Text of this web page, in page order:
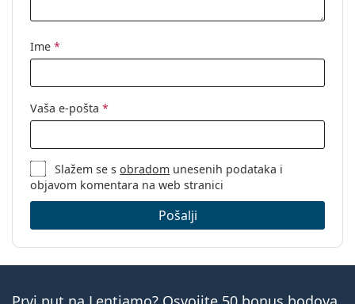
Ime *
Vaša e-pošta *
Slažem se sobradom unesenih podataka i
objavom komentara na web stranici
Pošalji